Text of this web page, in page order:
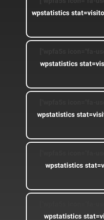
[wpstatistics
[wpstatistics
[wpstatistics
[wpstatistics
[wpstatistics